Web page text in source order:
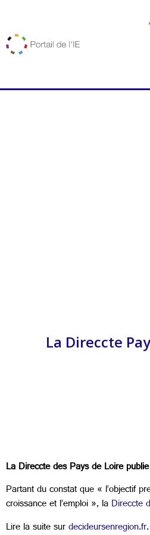
La Direccte
La Direccte des Pays de Loire
Partant du constat que « l’objectif
croissance et l’emploi », laDireccte
Lire la suite surdecideursenregion.fr.